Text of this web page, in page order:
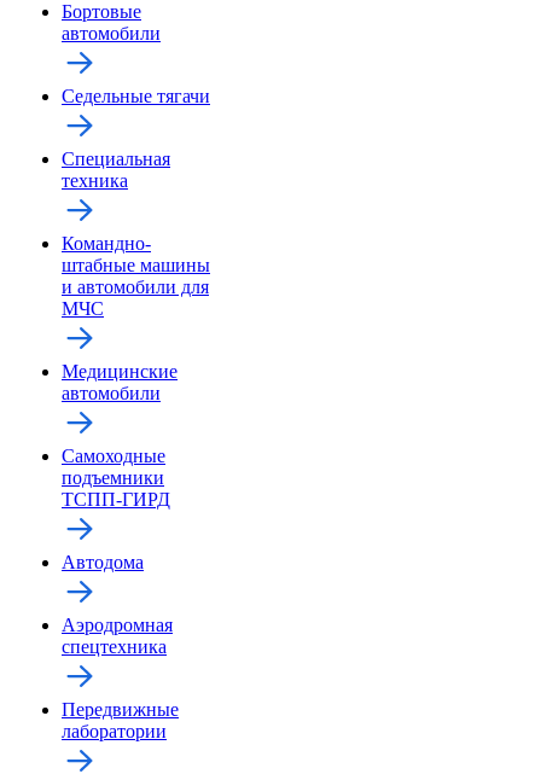
Бортовые
автомобили
Седельные тягачи
Специальная
техника
Командно-
штабные машины
и автомобили для
МЧС
Медицинские
автомобили
Самоходные
подъемники
ТСПП-ГИРД
Автодома
Аэродромная
спецтехника
Передвижные
лаборатории